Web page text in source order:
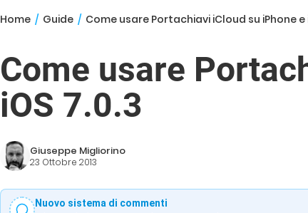
Home / Guide / Come usare Portachiavi iCloud su iPhone e
Come usare
iOS 7.0.3
Giuseppe Migliorino
23 Ottobre 2013
Nuovo sistema di commenti